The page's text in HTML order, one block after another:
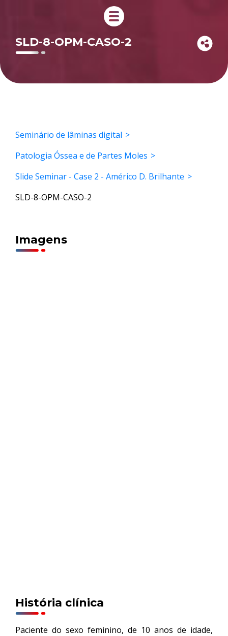
SLD-8-OPM-CASO-2
Seminário de lâminas digital
Patologia Óssea e de Partes Moles
Slide Seminar - Case 2 - Américo D. Brilhante
SLD-8-OPM-CASO-2
Imagens
História clínica
Paciente do sexo feminino, de 10 anos de idade,